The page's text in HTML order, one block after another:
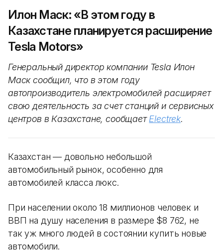
Илон Маск: «В этом году в
Казахстане планируется расширение
Tesla Motors»
Генеральный директор компании Tesla Илон
Маск сообщил, что в этом году
автопроизводитель электромобилей расширяет
свою деятельность за счет станций и сервисных
центров в Казахстане, сообщаетElectrek.
Казахстан — довольно небольшой
автомобильный рынок, особенно для
автомобилей класса люкс.
При населении около 18 миллионов человек и
ВВП на душу населения в размере $8 762, не
так уж много людей в состоянии купить новые
автомобили.